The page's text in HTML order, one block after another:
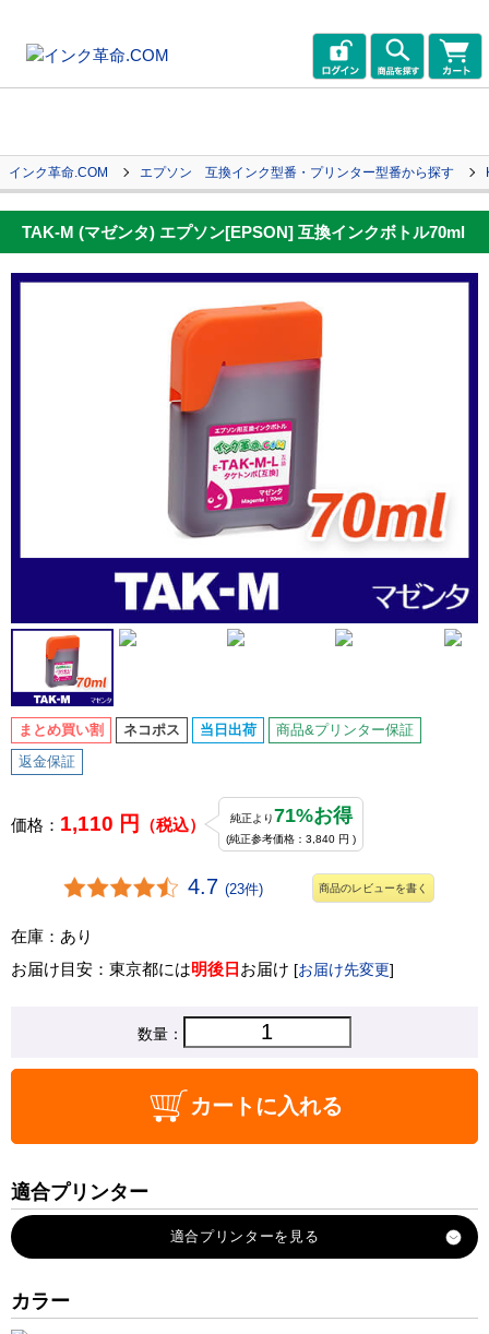
インク革命.COM エプソン 互換インク型番・プリンター型番から探す
TAK-M (マゼンタ) エプソン[EPSON] 互換インクボトル70ml
まとめ買い割 ネコポス 当日出荷 商品&プリンター保証
返金保証
価格： 1,110 円 （税込） 純正より71%お得
(純正参考価格：3,840 円 )
4.7 (23件) 商品のレビューを書く
在庫：あり
お届け目安：東京都には明後日 お届け [お届け先変更]
数量：
カートに入れる
適合プリンター
EP-M553T
EP-M553TR
EW-M752T
カラー